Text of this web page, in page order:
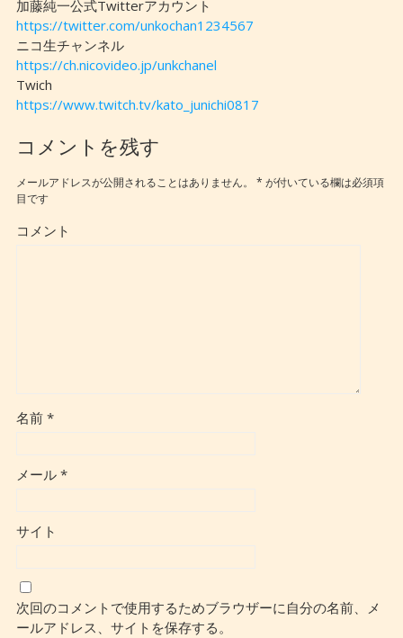
加藤純一公式Twitterアカウント
https://twitter.com/unkochan1234567
ニコ生チャンネル
https://ch.nicovideo.jp/unkchanel
Twich
https://www.twitch.tv/kato_junichi0817
コメントを残す
メールアドレスが公開されることはありません。 * が付いている欄は必須項
目です
コメント
名前 *
メール *
サイト
次回のコメントで使用するためブラウザーに自分の名前、メ
ールアドレス、サイトを保存する。